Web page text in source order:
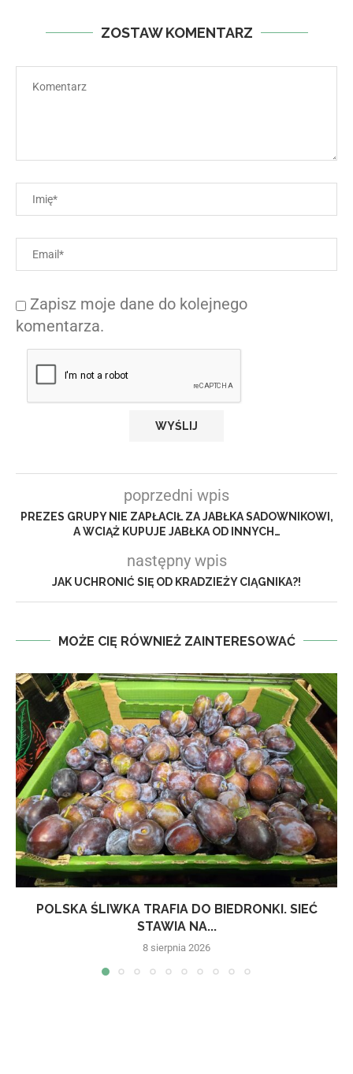
ZOSTAW KOMENTARZ
Zapisz moje dane do kolejnego
komentarza.
poprzedni wpis
PREZES GRUPY NIE ZAPŁACIŁ ZA JABŁKA SADOWNIKOWI,
A WCIĄŻ KUPUJE JABŁKA OD INNYCH…
następny wpis
JAK UCHRONIĆ SIĘ OD KRADZIEŻY CIĄGNIKA?!
MOŻE CIĘ RÓWNIEŻ ZAINTERESOWAĆ
POLSKA ŚLIWKA TRAFIA DO BIEDRONKI. SIEĆ
STAWIA NA...
8 sierpnia 2026